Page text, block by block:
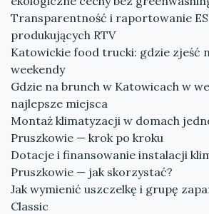
Transparentność i raportowanie
produkujących RTV
Katowickie food trucki: gdzie zjeść
weekendy
Gdzie na brunch w Katowicach w
najlepsze miejsca
Montaż klimatyzacji w domach
Pruszkowie — krok po kroku
Dotacje i finansowanie instalacji
Pruszkowie — jak skorzystać?
Jak wymienić uszczelkę i grupę
Classic